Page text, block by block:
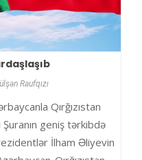
Raufqızı
Qırğızıstan
geniş tərkibdə
İlham Əliyevin